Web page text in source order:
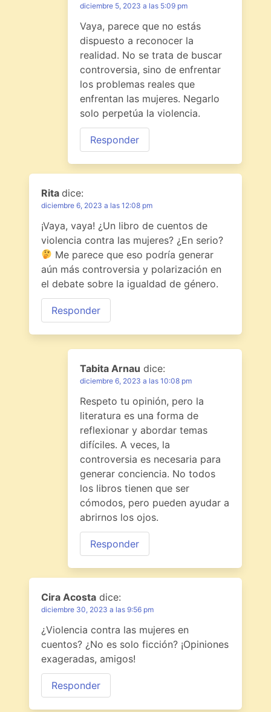
diciembre 5, 2023 a las 5:09 pm
Vaya, parece que no estás
dispuesto a reconocer la
realidad. No se trata de buscar
controversia, sino de enfrentar
los problemas reales que
enfrentan las mujeres. Negarlo
solo perpetúa la violencia.
Responder
Rita dice:
diciembre 6, 2023 a las 12:08 pm
¡Vaya, vaya! ¿Un libro de cuentos de
violencia contra las mujeres? ¿En serio?
Me parece que eso podría generar
aún más controversia y polarización en
el debate sobre la igualdad de género.
Responder
Tabita Arnau dice:
diciembre 6, 2023 a las 10:08 pm
Respeto tu opinión, pero la
literatura es una forma de
reflexionar y abordar temas
difíciles. A veces, la
controversia es necesaria para
generar conciencia. No todos
los libros tienen que ser
cómodos, pero pueden ayudar a
abrirnos los ojos.
Responder
Cira Acosta dice:
diciembre 30, 2023 a las 9:56 pm
¿Violencia contra las mujeres en
cuentos? ¿No es solo ficción? ¡Opiniones
exageradas, amigos!
Responder